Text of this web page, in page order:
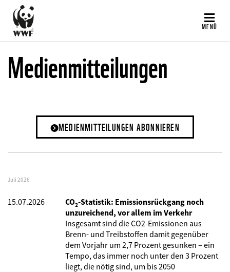
Direkt
zum
Inhalt
MENÜ
Medienmitteilungen
MEDIENMITTEILUNGEN ABONNIEREN
Juli 2026
15.07.2026
CO₂-Statistik: Emissionsrückgang noch
unzureichend, vor allem im Verkehr
Insgesamt sind die CO2-Emissionen aus
Brenn- und Treibstoffen damit gegenüber
dem Vorjahr um 2,7 Prozent gesunken – ein
Tempo, das immer noch unter den 3 Prozent
liegt, die nötig sind, um bis 2050